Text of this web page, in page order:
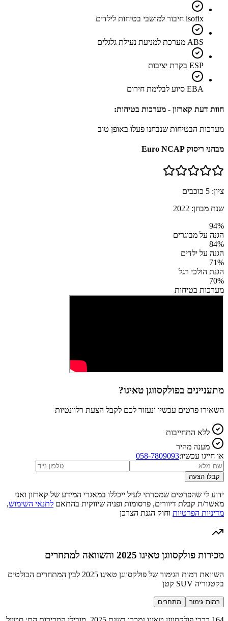
isofix חיבור למושבי בטיחות לילדים
ABS מערכת למניעת נעילת גלגלים
ESP בקרת יציבות
EBA סיוע לבלימת חירום
חוות דעת קארזון - מערכות בטיחות:
מערכות הבטיחות שנבחנו פעלו באופן טוב
מבחני ריסוק Euro NCAP
ציון: 5 כוכבים
שנת מבחן: 2022
94%
הגנה על מבוגרים
84%
הגנה על ילדים
71%
הגנת הולכי רגל
70%
מערכות בטיחות
מתעניינים בפולקסווגן טאיגו?
השאירו פרטים עכשיו ונעזור לכם לקבל הצעת רלוונטיות
ללא התחייבות
מענה מהיר
או חייגו עכשיו:058-7809093
קבלו הצעה
ידוע לי שהפרטים שמסרתי לעיל ייכללו במאגרי המידע של קארזון ואני
מאשר/ת קבלת דיוורים, פרסומות ופניה שיווקית בהתאם לתנאי השימוש,
מדיניות הפרטיות וחוק הגנת הצרכן
מכירות פולקסווגן טאיגו 2025 והשוואה למתחרים
השוואת רמות הגימור של פולקסווגן טאיגו 2025 לבין המתחרים הבולטים
בקטגוריה SUV קטן
רמות גימור מתחרים